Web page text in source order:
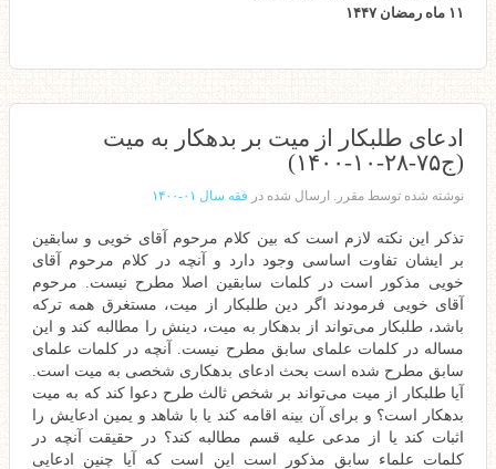
۱۱ ماه رمضان ۱۴۴۷
ادعای طلبکار از میت بر بدهکار به میت
(ج۷۵-۲۸-۱۰-۱۴۰۰)
نوشته شده توسط مقرر. ارسال شده در فقه سال ۰۱-۱۴۰۰
تذکر این نکته لازم است که بین کلام مرحوم آقای خویی و سابقین
بر ایشان تفاوت اساسی وجود دارد و آنچه در کلام مرحوم آقای
خویی مذکور است در کلمات سابقین اصلا مطرح نیست. مرحوم
آقای خویی فرمودند اگر دین طلبکار از میت، مستغرق همه ترکه
باشد، طلبکار می‌تواند از بدهکار به میت، دینش را مطالبه کند و این
مساله در کلمات علمای سابق مطرح نیست. آنچه در کلمات علمای
سابق مطرح شده است بحث ادعای بدهکاری شخصی به میت است.
آیا طلبکار از میت می‌تواند بر شخص ثالث طرح دعوا کند که به میت
بدهکار است؟ و برای آن بینه اقامه کند یا با شاهد و یمین ادعایش را
اثبات کند یا از مدعی علیه قسم مطالبه کند؟ در حقیقت آنچه در
کلمات علماء سابق مذکور است این است که آیا چنین ادعایی